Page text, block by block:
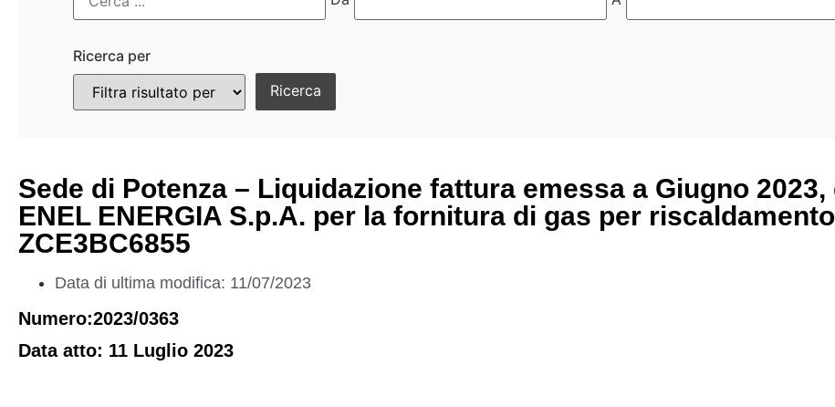
Ricerca per
Sede di Potenza – Liquidazione fattura emessa a Giugno
ENEL ENERGIA S.p.A. per la fornitura di gas per
ZCE3BC6855
Data di ultima modifica: 11/07/2023
Numero:2023/0363
Data atto: 11 Luglio 2023